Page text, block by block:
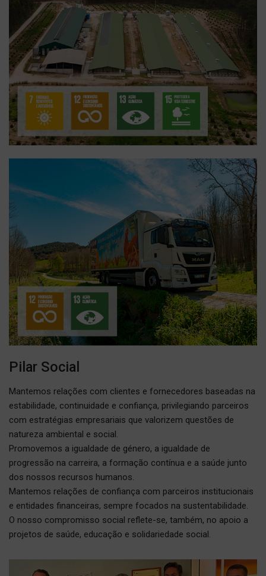
Pilar Social
Mantemos relações com clientes e fornecedores baseadas na
estabilidade, continuidade e confiança, privilegiando parceiros
com estratégias empresariais que valorizem questões de
natureza ambiental e social.
Promovemos a igualdade de género, a igualdade de
progressão na carreira, a formação contínua e a saúde junto
dos nossos recursos humanos.
Mantemos relações de confiança com parceiros institucionais
e entidades financeiras, sempre focados na sustentabilidade.
O nosso compromisso social reflete-se, também, no apoio a
projetos de saúde, educação e solidariedade social.